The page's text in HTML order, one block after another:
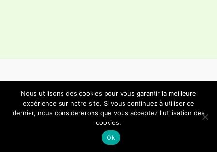
Copyright © 2026 Choeur Mixte Bôle | Propulsé parThème
WordPress Astra
Nous utilisons des cookies pour vous garantir la meilleure
expérience sur notre site. Si vous continuez à utiliser ce
dernier, nous considérerons que vous acceptez l'utilisation des
cookies.
Ok